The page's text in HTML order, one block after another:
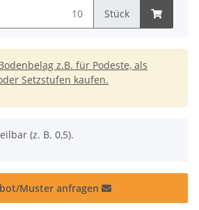
Stück
z.B. für Podeste, als
Setzstufen kaufen.
(z. B. 0,5).
Muster anfragen